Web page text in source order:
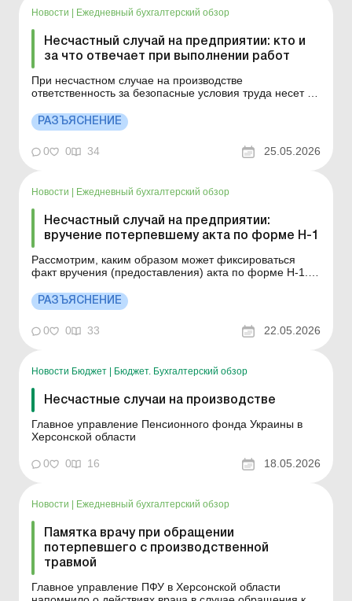
Новости | Ежедневный бухгалтерский обзор
Несчастный случай на предприятии: кто и
за что отвечает при выполнении работ
При несчастном случае на производстве
ответственность за безопасные условия труда несет не
распределяются обязанности между руководителями,
подрядчиками и работниками и какие ошибки чаще
всего приводят к производственному травматизму.
Больше по т...
РАЗЪЯСНЕНИЕ
0 0 34 25.05.2026
Новости | Ежедневный бухгалтерский обзор
Несчастный случай на предприятии:
вручение потерпевшему акта по форме Н-1
Рассмотрим, каким образом может фиксироваться
факт вручения (предоставления) акта по форме Н-1.
на предприятии в результате военных или боевых
действий Несчастный случай на предприятии: как
действовать В соответствии с требованиями Порядка
расс...
РАЗЪЯСНЕНИЕ
0 0 33 22.05.2026
Новости Бюджет Бюджет. Бухгалтерский обзор
Несчастные случаи на производстве
Главное управление Пенсионного фонда Украины в
Херсонской области
0 0 16 18.05.2026
Новости Ежедневный бухгалтерский обзор
Памятка врачу при обращении
потерпевшего с производственной
травмой
Главное управление ПФУ в Херсонской области